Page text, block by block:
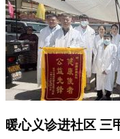
暖心义诊进社区 三